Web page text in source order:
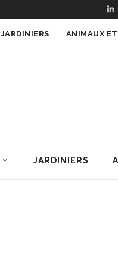
JARDINIERS
JARDINIERS ANIMAUX